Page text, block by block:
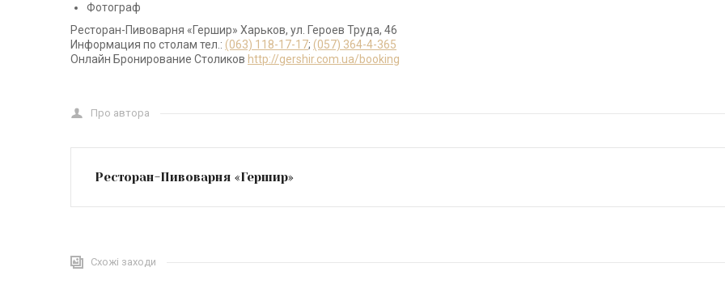
Фотограф
Ресторан-Пивоварня «Гершир» Харьков, ул. Героев Труда, 46
Информация по столам тел.: (063) 118-17-17; (057) 364-4-365
Онлайн Бронирование Столиков http://gershir.com.ua/booking
Про автора
Ресторан-Пивоварня «Гершир»
Схожі заходи